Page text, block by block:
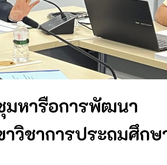
มหารือการพัฒนา
วิชาการประถมศึกษ